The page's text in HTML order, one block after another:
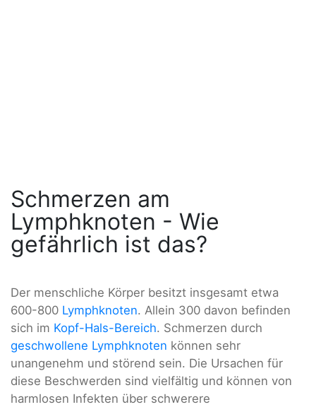
Schmerzen am
Lymphknoten - Wie
gefährlich ist das?
Der menschliche Körper besitzt insgesamt etwa
600-800 Lymphknoten. Allein 300 davon befinden
sich im Kopf-Hals-Bereich. Schmerzen durch
geschwollene Lymphknoten können sehr
unangenehm und störend sein. Die Ursachen für
diese Beschwerden sind vielfältig und können von
harmlosen Infekten über schwerere